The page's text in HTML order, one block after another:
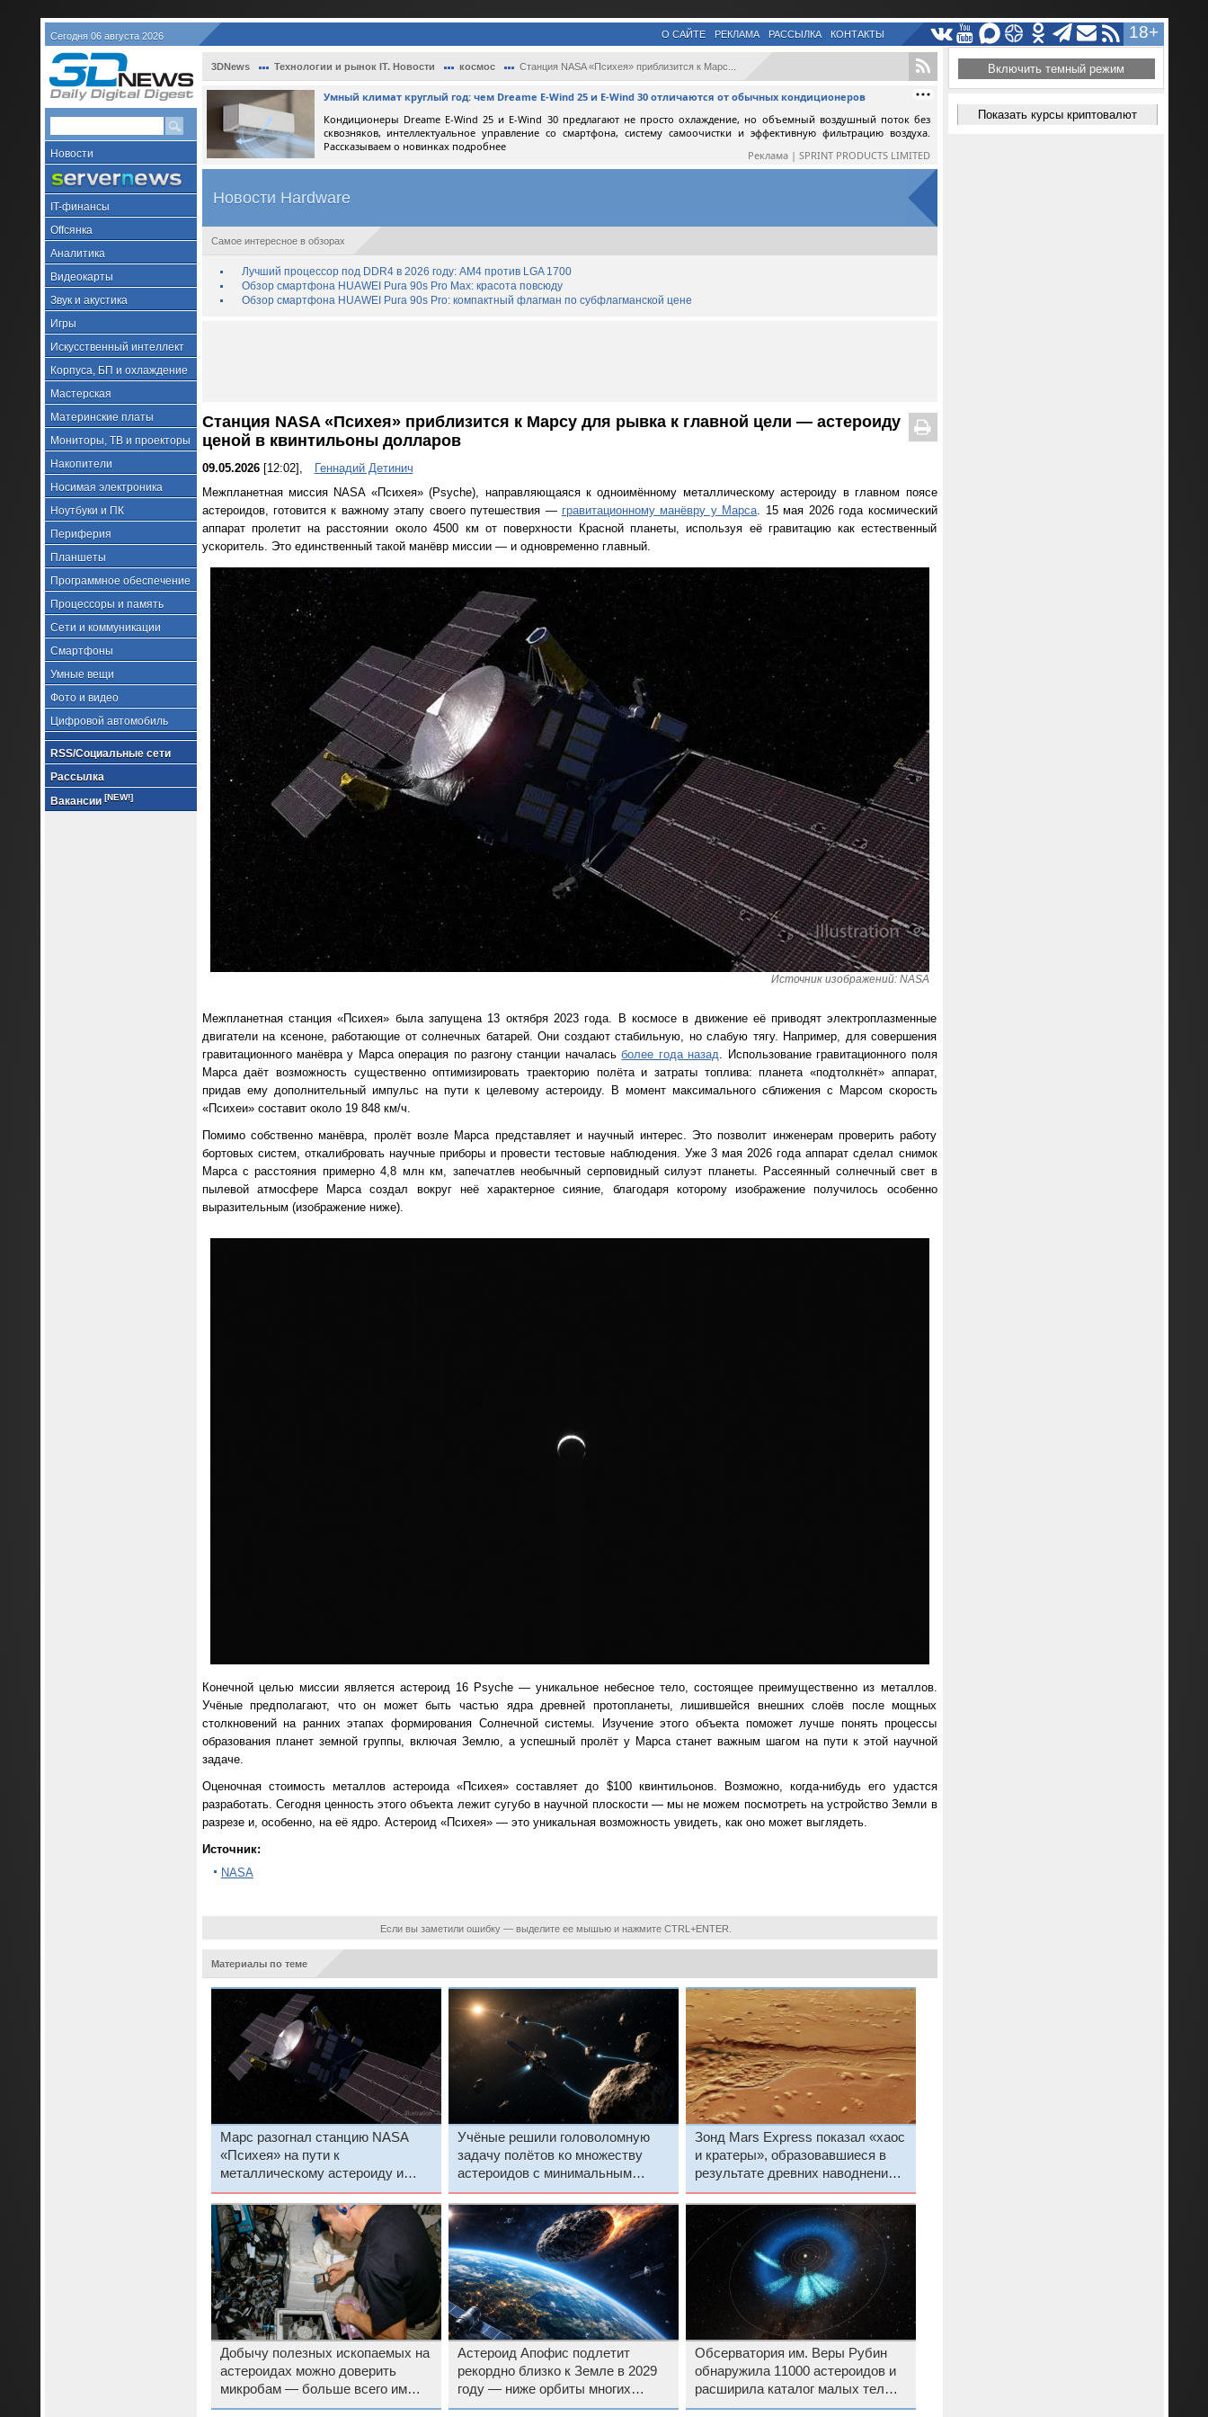
Сегодня 06 августа 2026 18+
О САЙТЕ РЕКЛАМА РАССЫЛКА КОНТАКТЫ
Новости
IT-финансы
Offсянка
Аналитика
Видеокарты
Звук и акустика
Игры
Искусственный интеллект
Корпуса, БП и охлаждение
Мастерская
Материнские платы
Мониторы, ТВ и проекторы
Накопители
Носимая электроника
Ноутбуки и ПК
Периферия
Планшеты
Программное обеспечение
Процессоры и память
Сети и коммуникации
Смартфоны
Умные вещи
Фото и видео
Цифровой автомобиль
RSS/Социальные сети
Рассылка
Вакансии [NEW!]
3DNews Технологии и рынок IT. Новости космос Станция NASA «Психея» приблизится к Марс...
Умный климат круглый год: чем Dreame E-Wind 25 и E-Wind 30 отличаются от обычных кондиционеров
Кондиционеры Dreame E-Wind 25 и E-Wind 30 предлагают не просто охлаждение, но объемный воздушный поток без
сквозняков, интеллектуальное управление со смартфона, систему самоочистки и эффективную фильтрацию воздуха.
Рассказываем о новинках подробнее
Реклама | SPRINT PRODUCTS LIMITED
Новости Hardware
Самое интересное в обзорах
Лучший процессор под DDR4 в 2026 году: AM4 против LGA 1700
Обзор смартфона HUAWEI Pura 90s Pro Max: красота повсюду
Обзор смартфона HUAWEI Pura 90s Pro: компактный флагман по субфлагманской цене
Станция NASA «Психея» приблизится к Марсу для рывка к главной цели — астероиду
ценой в квинтильоны долларов
09.05.2026[12:02],
Геннадий Детинич
Межпланетная миссия NASA «Психея» (Psyche), направляющаяся к одноимённому металлическому астероиду в главном поясе
астероидов, готовится к важному этапу своего путешествия — гравитационному манёвру у Марса. 15 мая 2026 года космический
аппарат пролетит на расстоянии около 4500 км от поверхности Красной планеты, используя её гравитацию как естественный
ускоритель. Это единственный такой манёвр миссии — и одновременно главный.
Источник изображений: NASA
Межпланетная станция «Психея» была запущена 13 октября 2023 года. В космосе в движение её приводят электроплазменные
двигатели на ксеноне, работающие от солнечных батарей. Они создают стабильную, но слабую тягу. Например, для совершения
гравитационного манёвра у Марса операция по разгону станции началасьболее года назад. Использование гравитационного поля
Марса даёт возможность существенно оптимизировать траекторию полёта и затраты топлива: планета «подтолкнёт» аппарат,
придав ему дополнительный импульс на пути к целевому астероиду. В момент максимального сближения с Марсом скорость
«Психеи» составит около 19 848 км/ч.
Помимо собственно манёвра, пролёт возле Марса представляет и научный интерес. Это позволит инженерам проверить работу
бортовых систем, откалибровать научные приборы и провести тестовые наблюдения. Уже 3 мая 2026 года аппарат сделал снимок
Марса с расстояния примерно 4,8 млн км, запечатлев необычный серповидный силуэт планеты. Рассеянный солнечный свет в
пылевой атмосфере Марса создал вокруг неё характерное сияние, благодаря которому изображение получилось особенно
выразительным (изображение ниже).
Конечной целью миссии является астероид 16 Psyche — уникальное небесное тело, состоящее преимущественно из металлов.
Учёные предполагают, что он может быть частью ядра древней протопланеты, лишившейся внешних слоёв после мощных
столкновений на ранних этапах формирования Солнечной системы. Изучение этого объекта поможет лучше понять процессы
образования планет земной группы, включая Землю, а успешный пролёт у Марса станет важным шагом на пути к этой научной
задаче.
Оценочная стоимость металлов астероида «Психея» составляет до $100 квинтильонов. Возможно, когда-нибудь его удастся
разработать. Сегодня ценность этого объекта лежит сугубо в научной плоскости — мы не можем посмотреть на устройство Земли в
разрезе и, особенно, на её ядро. Астероид «Психея» — это уникальная возможность увидеть, как оно может выглядеть.
Источник:
NASA
Если вы заметили ошибку — выделите ее мышью и нажмите CTRL+ENTER.
Материалы по теме
Марс разогнал станцию NASA
«Психея» на пути к
металлическому астероиду и
помог откалибровать её научные
приборы
Учёные решили головоломную
задачу полётов ко множеству
астероидов с минимальным
расходом топлива
Зонд Mars Express показал «хаос
и кратеры», образовавшиеся в
результате древних наводнений
на Марсе
Добычу полезных ископаемых на
астероидах можно доверить
микробам — больше всего им
понравились драгметаллы
Астероид Апофис подлетит
рекордно близко к Земле в 2029
году — ниже орбиты многих
спутников
Обсерватория им. Веры Рубин
обнаружила 11000 астероидов и
расширила каталог малых тел
Солнечной системы
Включить темный режим
Показать курсы криптовалют